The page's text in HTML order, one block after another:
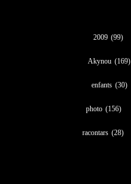
2009 (99)
Akynou (169)
enfants (30)
photo (156)
racontars (28)